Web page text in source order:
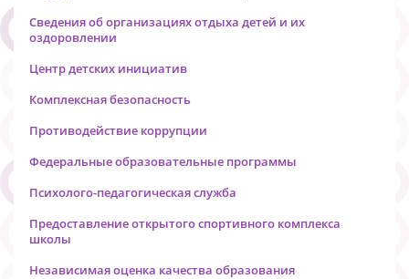
Сведения об организациях отдыха детей и их
оздоровлении
Центр детских инициатив
Комплексная безопасность
Противодействие коррупции
Федеральные образовательные программы
Психолого-педагогическая служба
Предоставление открытого спортивного комплекса
школы
Независимая оценка качества образования